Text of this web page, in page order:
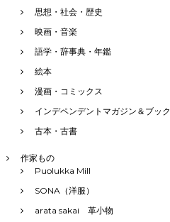
思想・社会・歴史
映画・音楽
語学・辞事典・年鑑
絵本
漫画・コミックス
インデペンデントマガジン＆ブック
古本・古書
作家もの
Puolukka Mill
SONA（洋服）
arata sakai 革小物